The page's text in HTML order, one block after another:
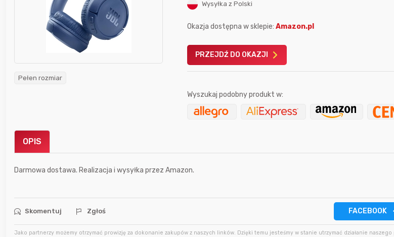
Pełen rozmiar
Wysyłka z Polski
Okazja dostępna w sklepie:Amazon.pl
PRZEJDŹ DO OKAZJI
Wyszukaj podobny produkt w:
OPIS
Darmowa dostawa. Realizacja i wysyłka przez Amazon.
Skomentuj Zgłoś FACEBOOK
Jako partnerzy możemy otrzymać prowizję za dokonanie zakupów z naszych linków. Dzięki temu jesteśmy w stanie utrzymać działanie naszego
beztłuszczowa
Fryer
Gofrownica GÖTZE & JENSEN
DW900 1600W
Karta podarunkowa
Allegro 150zł
zaq111
sudi242